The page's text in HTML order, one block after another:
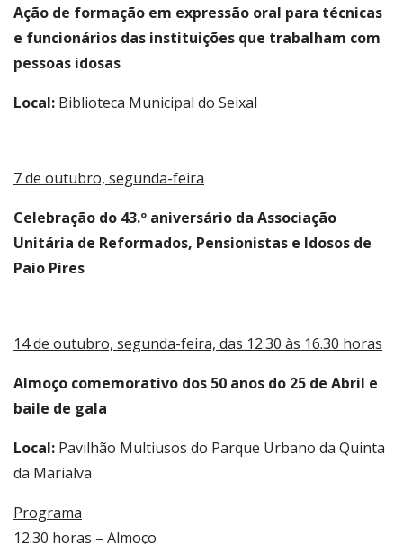
Ação de formação em expressão oral para técnicas
e funcionários das instituições que trabalham com
pessoas idosas
Local: Biblioteca Municipal do Seixal
7 de outubro, segunda-feira
Celebração do 43.º aniversário da Associação
Unitária de Reformados, Pensionistas e Idosos de
Paio Pires
14 de outubro, segunda-feira, das 12.30 às 16.30 horas
Almoço comemorativo dos 50 anos do 25 de Abril e
baile de gala
Local: Pavilhão Multiusos do Parque Urbano da Quinta
da Marialva
Programa
12.30 horas – Almoço